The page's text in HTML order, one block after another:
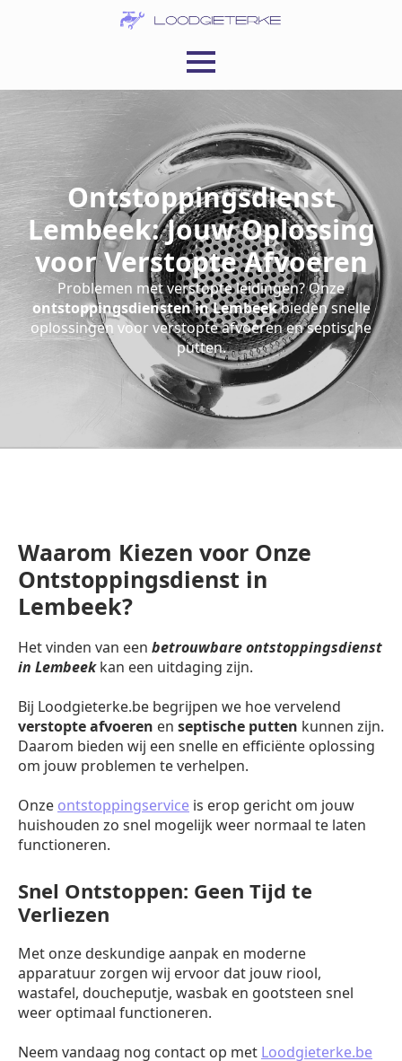
Ontstoppingsdienst
Lembeek: Jouw Oplossing
voor Verstopte Afvoeren
Problemen met verstopte leidingen? Onze
ontstoppingsdiensten in Lembeekbieden snelle
oplossingen voor verstopte afvoeren en septische
putten.
Waarom Kiezen voor Onze
Ontstoppingsdienst in
Lembeek?
Het vinden van een betrouwbare ontstoppingsdienst
in Lembeekkan een uitdaging zijn.
Bij Loodgieterke.be begrijpen we hoe vervelend
verstopte afvoeren en septische putten kunnen zijn.
Daarom bieden wij een snelle en efficiënte oplossing
om jouw problemen te verhelpen.
Onze ontstoppingservice is erop gericht om jouw
huishouden zo snel mogelijk weer normaal te laten
functioneren.
Snel Ontstoppen: Geen Tijd te
Verliezen
Met onze deskundige aanpak en moderne
apparatuur zorgen wij ervoor dat jouw riool,
wastafel, doucheputje, wasbak en gootsteen snel
weer optimaal functioneren.
Neem vandaag nog contact op met Loodgieterke.be